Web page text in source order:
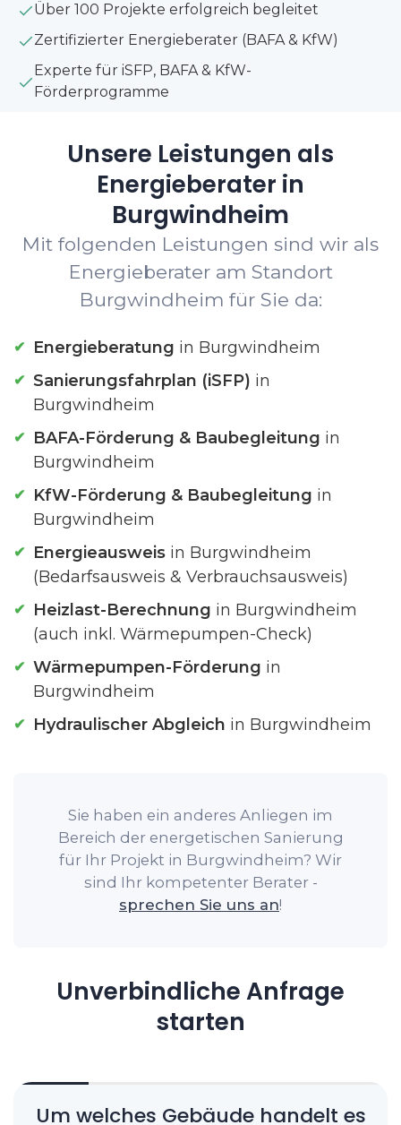
Über 100 Projekte erfolgreich begleitet
Zertifizierter Energieberater (BAFA & KfW)
Experte für iSFP, BAFA & KfW-
Förderprogramme
Unsere Leistungen als
Energieberater in
Burgwindheim
Mit folgenden Leistungen sind wir als
Energieberater am Standort
Burgwindheim für Sie da:
Energieberatung in Burgwindheim
Sanierungsfahrplan (iSFP) in
Burgwindheim
BAFA-Förderung & Baubegleitung in
Burgwindheim
KfW-Förderung & Baubegleitung in
Burgwindheim
Energieausweis in Burgwindheim
(Bedarfsausweis & Verbrauchsausweis)
Heizlast-Berechnung in Burgwindheim
(auch inkl. Wärmepumpen-Check)
Wärmepumpen-Förderung in
Burgwindheim
Hydraulischer Abgleich in Burgwindheim
Sie haben ein anderes Anliegen im
Bereich der energetischen Sanierung
für Ihr Projekt in Burgwindheim? Wir
sind Ihr kompetenter Berater -
sprechen Sie uns an!
Unverbindliche Anfrage
starten